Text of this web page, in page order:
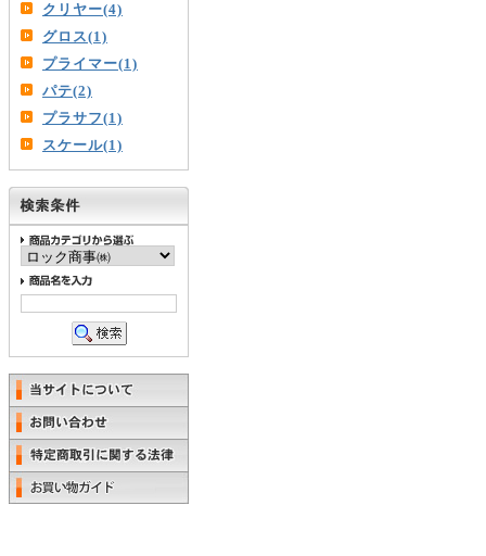
クリヤー(4)
グロス(1)
プライマー(1)
パテ(2)
プラサフ(1)
スケール(1)